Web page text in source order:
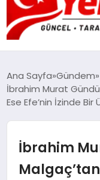
GÜNDEM
DÜNYA
Ana Sayfa Gündem
İbrahim Murat
Ese Efe’nin İzinde Bir
İbrahim